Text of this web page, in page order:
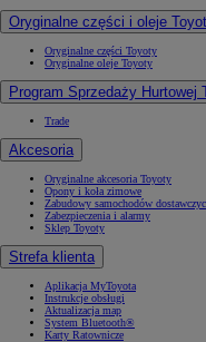
Oryginalne części i oleje
Oryginalne części Toyoty
Oryginalne oleje Toyoty
Program Sprzedaży Hurtowej
Trade
Akcesoria
Oryginalne akcesoria Toyoty
Opony i koła zimowe
Zabudowy samochodów
Zabezpieczenia i alarmy
Sklep Toyoty
Strefa klienta
Aplikacja MyToyota
Instrukcje obsługi
Aktualizacja map
System Bluetooth®
Karty Ratownicze